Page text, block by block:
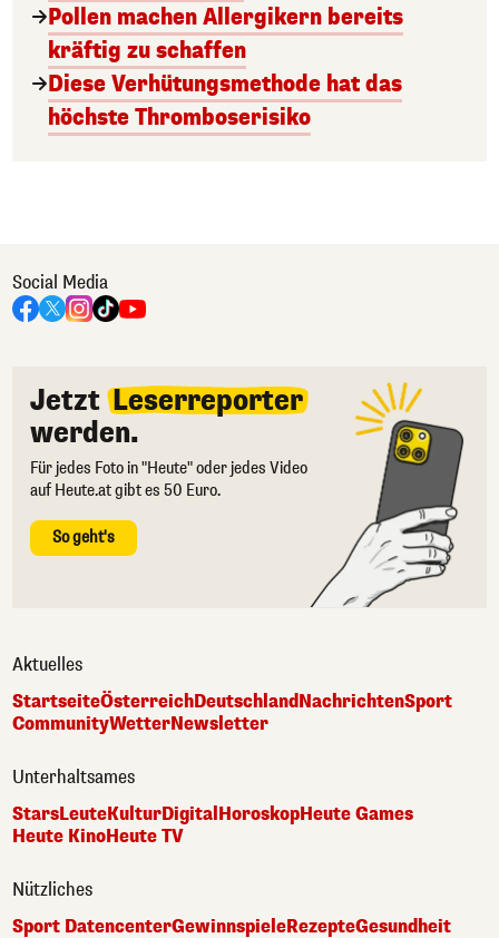
Pollen machen Allergikern bereits
kräftig zu schaffen
Diese Verhütungsmethode hat das
höchste Thromboserisiko
Social Media
Jetzt Leserreporter
werden.
Für jedes Foto in "Heute" oder jedes Video
auf Heute.at gibt es 50 Euro.
So geht's
Aktuelles
StartseiteÖsterreichDeutschlandNachrichtenSport
CommunityWetterNewsletter
Unterhaltsames
StarsLeuteKulturDigital HoroskopHeute Games
Heute KinoHeute TV
Nützliches
Sport DatencenterGewinnspieleRezepteGesundheit